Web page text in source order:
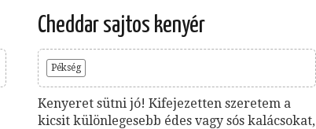
Cheddar sajtos kenyér
Pékség
Kenyeret sütni jó! Kifejezetten szeretem a
kicsit különlegesebb édes vagy sós kalácsokat,